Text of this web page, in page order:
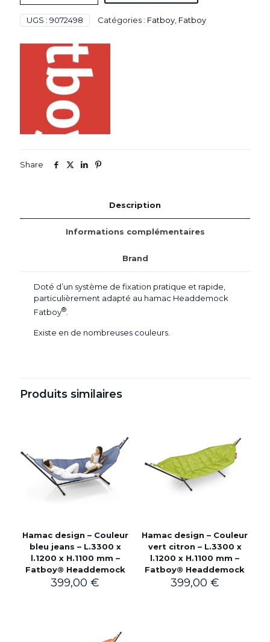
"Pillow
Fatboy®
-
marron
UGS : 9072498 Catégories : Fatboy Fatboy
Share
Description
Informations complémentaires
Brand
Doté d’un système de fixation pratique et rapide,
particulièrement adapté au hamac Headdemock
Fatboy®
Existe en de nombreuses couleurs.
Produits similaires
Hamac design – Couleur
bleu jeans – L.3300 x
l.1200 x H.1100 mm –
Fatboy® Headdemock
399,00€
Hamac design – Couleur
vert citron – L.3300 x
l.1200 x H.1100 mm –
Fatboy® Headdemock
399,00 €